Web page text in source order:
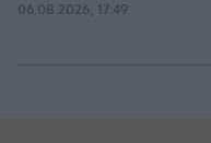
06.08.2026, 17:49